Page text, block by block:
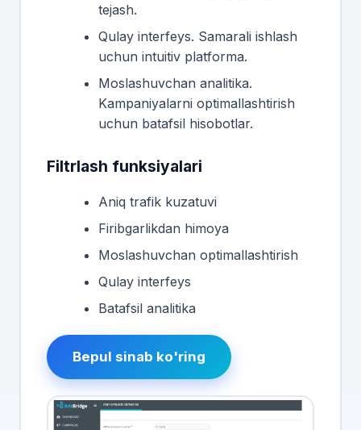
tejash.
Qulay interfeys. Samarali ishlash
uchun intuitiv platforma.
Moslashuvchan analitika.
Kampaniyalarni optimallashtirish
uchun batafsil hisobotlar.
Filtrlash funksiyalari
Aniq trafik kuzatuvi
Firibgarlikdan himoya
Moslashuvchan optimallashtirish
Qulay interfeys
Batafsil analitika
Bepul sinab ko'ring